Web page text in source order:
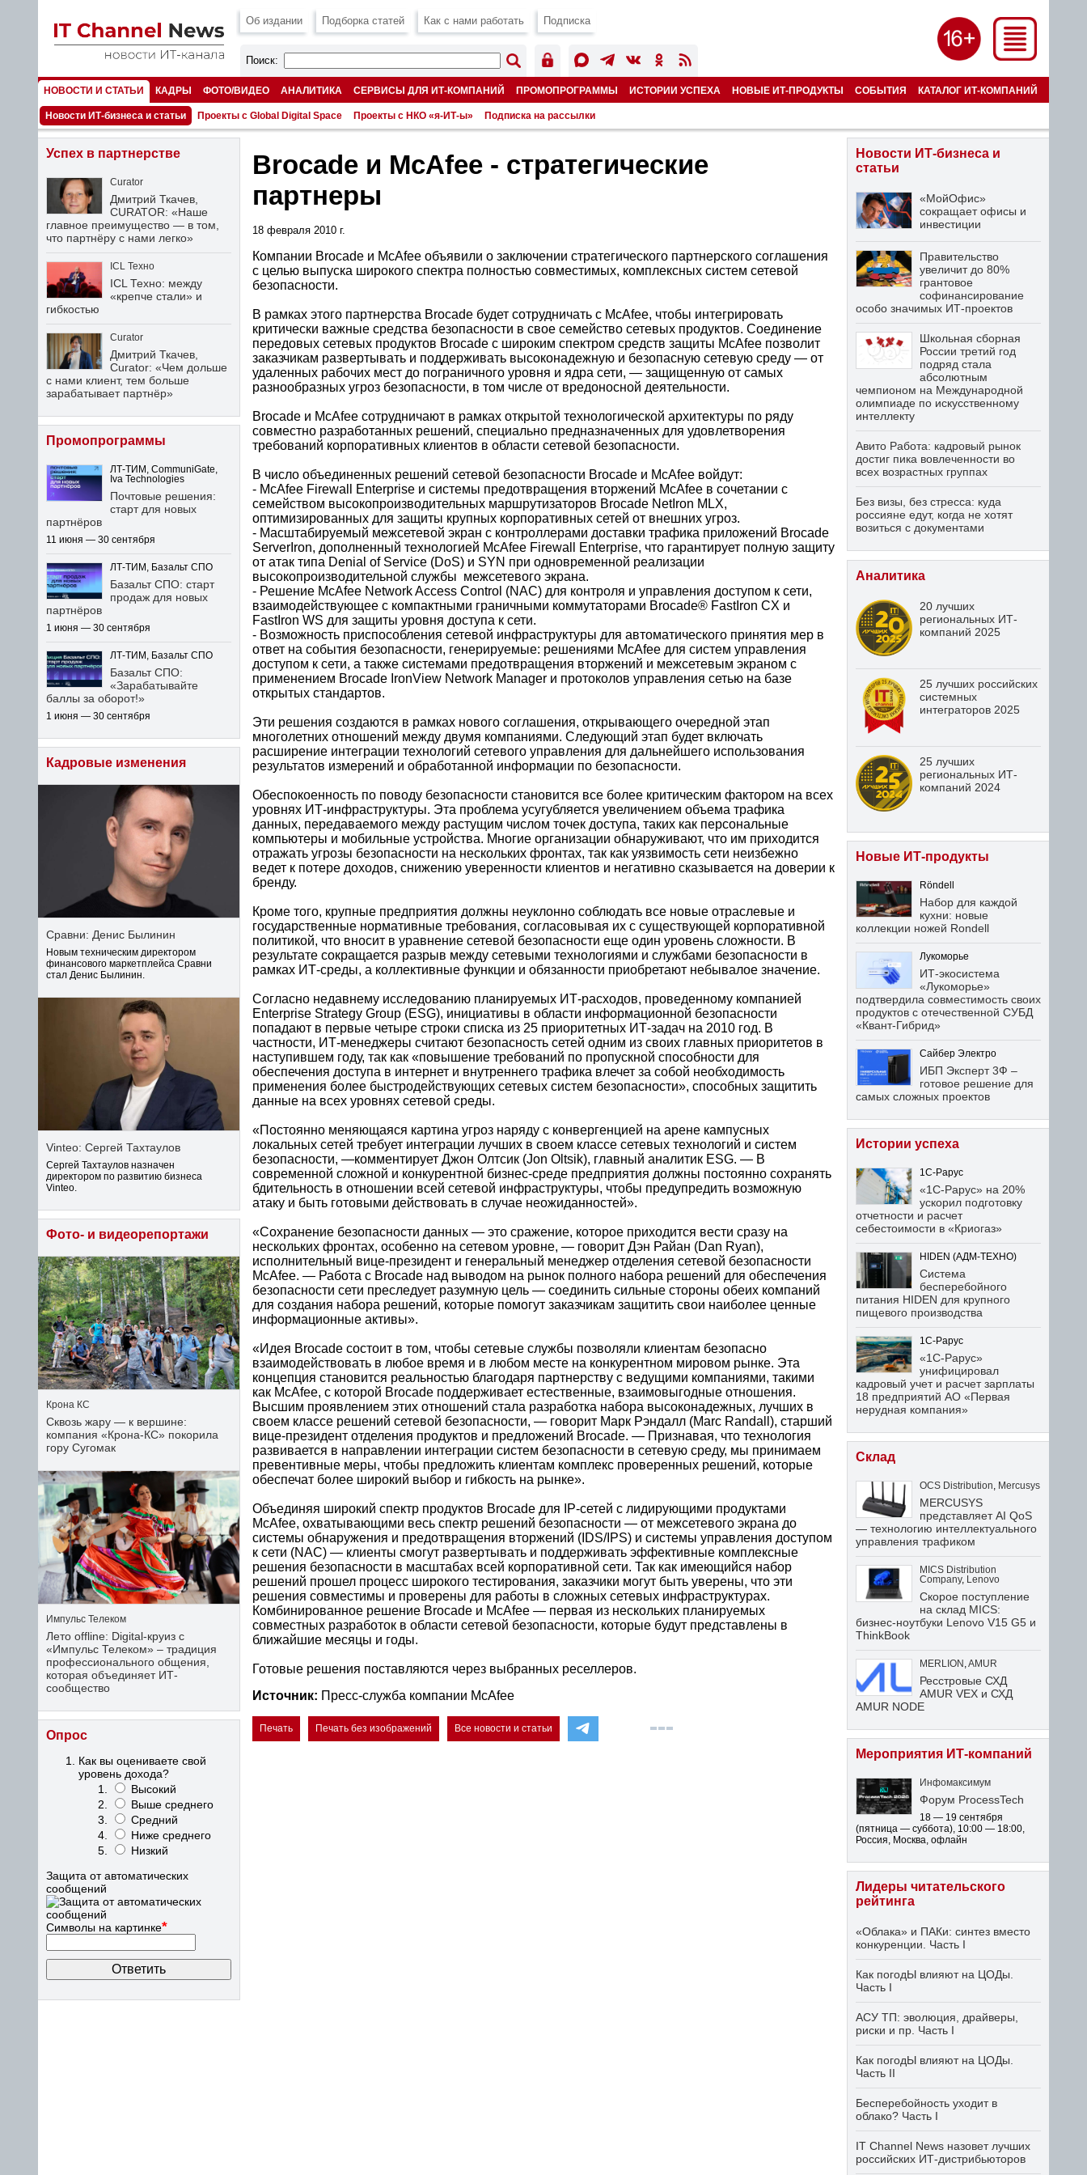
Об издании Подборка статей Как с нами работать Подписка
Поиск:
НОВОСТИ И СТАТЬИ КАДРЫ ФОТО/ВИДЕО АНАЛИТИКА СЕРВИСЫ ДЛЯ ИТ-КОМПАНИЙ ПРОМОПРОГРАММЫ ИСТОРИИ УСПЕХА НОВЫЕ ИТ-ПРОДУКТЫ СОБЫТИЯ КАТАЛОГ ИТ-КОМПАНИЙ
НОМЕРА
Новости ИТ-бизнеса и статьи Проекты с Global Digital Space Проекты с НКО «я-ИТ-ы» Подписка на рассылки
Brocade и McAfee - стратегические
партнеры
18 февраля 2010 г.
Компании Brocade и McAfee объявили о заключении стратегического партнерского соглашения
с целью выпуска широкого спектра полностью совместимых, комплексных систем сетевой
безопасности.
В рамках этого партнерства Brocade будет сотрудничать с McAfee, чтобы интегрировать
критически важные средства безопасности в свое семейство сетевых продуктов. Соединение
передовых сетевых продуктов Brocade с широким спектром средств защиты McAfee позволит
заказчикам развертывать и поддерживать высоконадежную и безопасную сетевую среду — от
удаленных рабочих мест до пограничного уровня и ядра сети, — защищенную от самых
разнообразных угроз безопасности, в том числе от вредоносной деятельности.
Brocade и McAfee сотрудничают в рамках открытой технологической архитектуры по ряду
совместно разработанных решений, специально предназначенных для удовлетворения
требований корпоративных клиентов в области сетевой безопасности.
В число объединенных решений сетевой безопасности Brocade и McAfee войдут:
- McAfee Firewall Enterprise и системы предотвращения вторжений McAfee в сочетании с
семейством высокопроизводительных маршрутизаторов Brocade NetIron MLX,
оптимизированных для защиты крупных корпоративных сетей от внешних угроз.
- Масштабируемый межсетевой экран с контроллерами доставки трафика приложений Brocade
ServerIron, дополненный технологией McAfee Firewall Enterprise, что гарантирует полную защиту
от атак типа Denial of Service (DoS) и SYN при одновременной реализации
высокопроизводительной службы межсетевого экрана.
- Решение McAfee Network Access Control (NAC) для контроля и управления доступом к сети,
взаимодействующее с компактными граничными коммутаторами Brocade® FastIron CX и
FastIron WS для защиты уровня доступа к сети.
- Возможность приспособления сетевой инфраструктуры для автоматического принятия мер в
ответ на события безопасности, генерируемые: решениями McAfee для систем управления
доступом к сети, а также системами предотвращения вторжений и межсетевым экраном с
применением Brocade IronView Network Manager и протоколов управления сетью на базе
открытых стандартов.
Эти решения создаются в рамках нового соглашения, открывающего очередной этап
многолетних отношений между двумя компаниями. Следующий этап будет включать
расширение интеграции технологий сетевого управления для дальнейшего использования
результатов измерений и обработанной информации по безопасности.
Обеспокоенность по поводу безопасности становится все более критическим фактором на всех
уровнях ИТ-инфраструктуры. Эта проблема усугубляется увеличением объема трафика
данных, передаваемого между растущим числом точек доступа, таких как персональные
компьютеры и мобильные устройства. Многие организации обнаруживают, что им приходится
отражать угрозы безопасности на нескольких фронтах, так как уязвимость сети неизбежно
ведет к потере доходов, снижению уверенности клиентов и негативно сказывается на доверии к
бренду.
Кроме того, крупные предприятия должны неуклонно соблюдать все новые отраслевые и
государственные нормативные требования, согласовывая их с существующей корпоративной
политикой, что вносит в уравнение сетевой безопасности еще один уровень сложности. В
результате сокращается разрыв между сетевыми технологиями и службами безопасности в
рамках ИТ-среды, а коллективные функции и обязанности приобретают небывалое значение.
Согласно недавнему исследованию планируемых ИТ-расходов, проведенному компанией
Enterprise Strategy Group (ESG), инициативы в области информационной безопасности
попадают в первые четыре строки списка из 25 приоритетных ИТ-задач на 2010 год. В
частности, ИТ-менеджеры считают безопасность сетей одним из своих главных приоритетов в
наступившем году, так как «повышение требований по пропускной способности для
обеспечения доступа в интернет и внутреннего трафика влечет за собой необходимость
применения более быстродействующих сетевых систем безопасности», способных защитить
данные на всех уровнях сетевой среды.
«Постоянно меняющаяся картина угроз наряду с конвергенцией на арене кампусных
локальных сетей требует интеграции лучших в своем классе сетевых технологий и систем
безопасности, —комментирует Джон Олтсик (Jon Oltsik), главный аналитик ESG. — В
современной сложной и конкурентной бизнес-среде предприятия должны постоянно сохранять
бдительность в отношении всей сетевой инфраструктуры, чтобы предупредить возможную
атаку и быть готовыми действовать в случае неожиданностей».
«Сохранение безопасности данных — это сражение, которое приходится вести сразу на
нескольких фронтах, особенно на сетевом уровне, — говорит Дэн Райан (Dan Ryan),
исполнительный вице-президент и генеральный менеджер отделения сетевой безопасности
McAfee. — Работа с Brocade над выводом на рынок полного набора решений для обеспечения
безопасности сети преследует разумную цель — соединить сильные стороны обеих компаний
для создания набора решений, которые помогут заказчикам защитить свои наиболее ценные
информационные активы».
«Идея Brocade состоит в том, чтобы сетевые службы позволяли клиентам безопасно
взаимодействовать в любое время и в любом месте на конкурентном мировом рынке. Эта
концепция становится реальностью благодаря партнерству с ведущими компаниями, такими
как McAfee, с которой Brocade поддерживает естественные, взаимовыгодные отношения.
Высшим проявлением этих отношений стала разработка набора высоконадежных, лучших в
своем классе решений сетевой безопасности, — говорит Марк Рэндалл (Marc Randall), старший
вице-президент отделения продуктов и предложений Brocade. — Признавая, что технология
развивается в направлении интеграции систем безопасности в сетевую среду, мы принимаем
превентивные меры, чтобы предложить клиентам комплекс проверенных решений, которые
обеспечат более широкий выбор и гибкость на рынке».
Объединяя широкий спектр продуктов Brocade для IP-сетей с лидирующими продуктами
McAfee, охватывающими весь спектр решений безопасности — от межсетевого экрана до
системы обнаружения и предотвращения вторжений (IDS/IPS) и системы управления доступом
к сети (NAC) — клиенты смогут развертывать и поддерживать эффективные комплексные
решения безопасности в масштабах всей корпоративной сети. Так как имеющийся набор
решений прошел процесс широкого тестирования, заказчики могут быть уверены, что эти
решения совместимы и проверены для работы в сложных сетевых инфраструктурах.
Комбинированное решение Brocade и McAfee — первая из нескольких планируемых
совместных разработок в области сетевой безопасности, которые будут представлены в
ближайшие месяцы и годы.
Готовые решения поставляются через выбранных реселлеров.
Источник: Пресс-служба компании McAfee
Печать Печать без изображений Все новости и статьи
Успех в партнерстве
Curator
Дмитрий Ткачев,
CURATOR: «Наше
главное преимущество — в том,
что партнёру с нами легко»
ICL Техно
ICL Техно: между
«крепче стали» и
гибкостью
Curator
Дмитрий Ткачев,
Curator: «Чем дольше
с нами клиент, тем больше
зарабатывает партнёр»
Промопрограммы
ЛТ-ТИМ, CommuniGate,
Iva Technologies
Почтовые решения:
старт для новых
партнёров
11 июня — 30 сентября
ЛТ-ТИМ, Базальт СПО
Базальт СПО: старт
продаж для новых
партнёров
1 июня — 30 сентября
ЛТ-ТИМ, Базальт СПО
Базальт СПО:
«Зарабатывайте
баллы за оборот!»
1 июня — 30 сентября
Кадровые изменения
Сравни: Денис Былинин
Новым техническим директором
финансового маркетплейса Сравни
стал Денис Былинин.
Vinteo: Сергей Тахтаулов
Сергей Тахтаулов назначен
директором по развитию бизнеса
Vinteo.
Фото- и видеорепортажи
Крона КС
Сквозь жару — к вершине:
компания «Крона‑КС» покорила
гору Сугомак
Импульс Телеком
Лето offline: Digital-круиз с
«Импульс Телеком» – традиция
профессионального общения,
которая объединяет ИТ-
сообщество
Опрос
Как вы оцениваете свой
уровень дохода?
Высокий
Выше среднего
Средний
Ниже среднего
Низкий
Защита от автоматических
сообщений
Символы на картинке*
Новости ИТ-бизнеса и
статьи
«МойОфис»
сокращает офисы и
инвестиции
Правительство
увеличит до 80%
грантовое
софинансирование
особо значимых ИТ-проектов
Школьная сборная
России третий год
подряд стала
абсолютным
чемпионом на Международной
олимпиаде по искусственному
интеллекту
Авито Работа: кадровый рынок
достиг пика вовлеченности во
всех возрастных группах
Без визы, без стресса: куда
россияне едут, когда не хотят
возиться с документами
Аналитика
20 лучших
региональных ИТ-
компаний 2025
25 лучших российских
системных
интеграторов 2025
25 лучших
региональных ИТ-
компаний 2024
Новые ИТ-продукты
Röndell
Набор для каждой
кухни: новые
коллекции ножей Rondell
Лукоморье
ИТ-экосистема
«Лукоморье»
подтвердила совместимость своих
продуктов с отечественной СУБД
«Квант-Гибрид»
Сайбер Электро
ИБП Эксперт 3Ф –
готовое решение для
самых сложных проектов
Истории успеха
1С-Рарус
«1С-Рарус» на 20%
ускорил подготовку
отчетности и расчет
себестоимости в «Криогаз»
HIDEN (АДМ-ТЕХНО)
Система
бесперебойного
питания HIDEN для крупного
пищевого производства
1С-Рарус
«1С-Рарус»
унифицировал
кадровый учет и расчет зарплаты
18 предприятий АО «Первая
нерудная компания»
Склад
OCS Distribution Mercusys
MERCUSYS
представляет AI QoS
— технологию интеллектуального
управления трафиком
MICS Distribution
Company, Lenovo
Скорое поступление
на склад MICS:
бизнес-ноутбуки Lenovo V15 G5 и
ThinkBook
MERLION AMUR
Ресстровые СХД
AMUR VEX и СХД
AMUR NODE
Мероприятия ИТ-компаний
Инфомаксимум
Форум ProcessTech
18 — 19 сентября
(пятница — суббота), 10:00 — 18:00,
Россия, Москва, офлайн
Лидеры читательского
рейтинга
«Облака» и ПАКи: синтез вместо
конкуренции. Часть I
Как погодЫ влияют на ЦОДы.
Часть I
АСУ ТП: эволюция, драйверы,
риски и пр. Часть I
Как погодЫ влияют на ЦОДы.
Часть II
Бесперебойность уходит в
облако? Часть I
IT Channel News назовет лучших
российских ИТ-дистрибьюторов